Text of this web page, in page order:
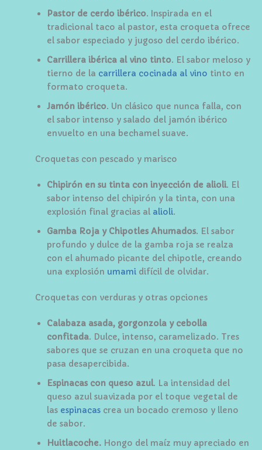
Pastor de cerdo ibérico. Inspirada en el
tradicional taco al pastor, esta croqueta ofrece
el sabor especiado y jugoso del cerdo ibérico.
Carrillera ibérica al vino tinto. El sabor meloso y
tierno de la carrillera cocinada al vino tinto en
formato croqueta.
Jamón ibérico. Un clásico que nunca falla, con
el sabor intenso y salado del jamón ibérico
envuelto en una bechamel suave.
Croquetas con pescado y marisco
Chipirón en su tinta con inyección de alioli. El
sabor intenso del chipirón y la tinta, con una
explosión final gracias al alioli.
Gamba Roja y Chipotles Ahumados. El sabor
profundo y dulce de la gamba roja se realza
con el ahumado picante del chipotle, creando
una explosión umami difícil de olvidar.
Croquetas con verduras y otras opciones
Calabaza asada, gorgonzola y cebolla
confitada. Dulce, intenso, caramelizado. Tres
sabores que se cruzan en una croqueta que no
pasa desapercibida.
Espinacas con queso azul. La intensidad del
queso azul suavizada por el toque vegetal de
las espinacas crea un bocado cremoso y lleno
de sabor.
Huitlacoche. Hongo del maíz muy apreciado en